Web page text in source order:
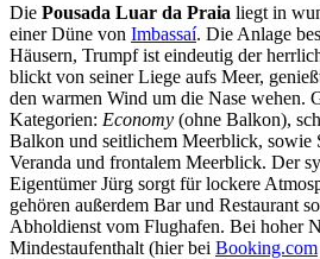
Die Pousada Luar da Praia liegt in
einer Düne von Imbassaí. Die Anlage
Häusern, Trumpf ist eindeutig der
blickt von seiner Liege aufs Meer,
den warmen Wind um die Nase wehen.
Kategorien: Economy (ohne Balkon),
Balkon und seitlichem Meerblick, sowie
Veranda und frontalem Meerblick. Der
Eigentümer Jürg sorgt für lockere
gehören außerdem Bar und Restaurant
Abholdienst vom Flughafen. Bei hoher
Mindestaufenthalt (hier bei Booking.com